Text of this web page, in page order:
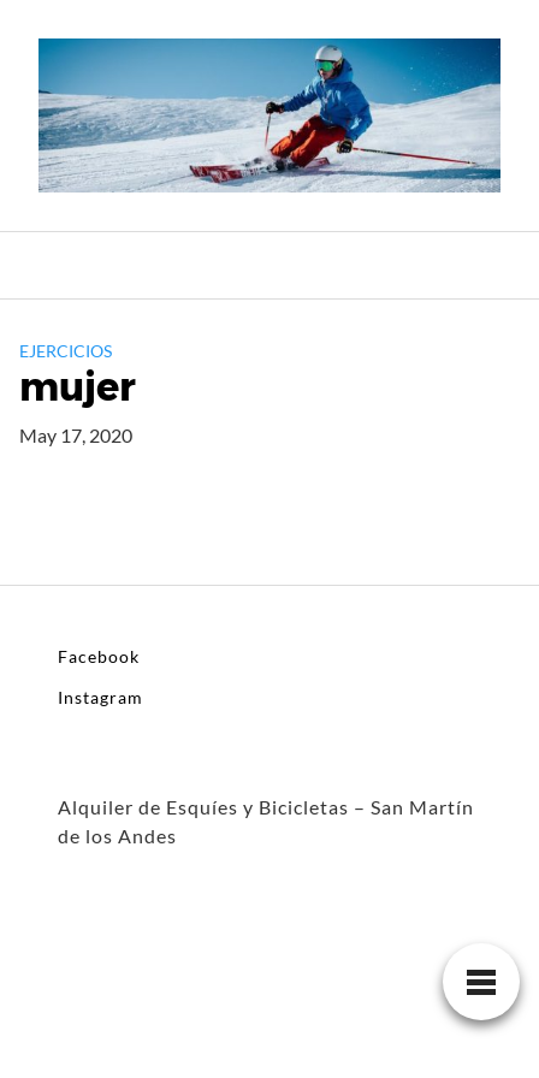
content
EJERCICIOS
mujer
May 17, 2020
Facebook
Instagram
Alquiler de Esquíes y Bicicletas – San Martín
de los Andes